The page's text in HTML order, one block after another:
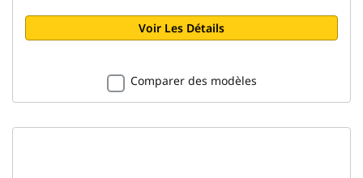
Voir Les Détails
Comparer des modèles